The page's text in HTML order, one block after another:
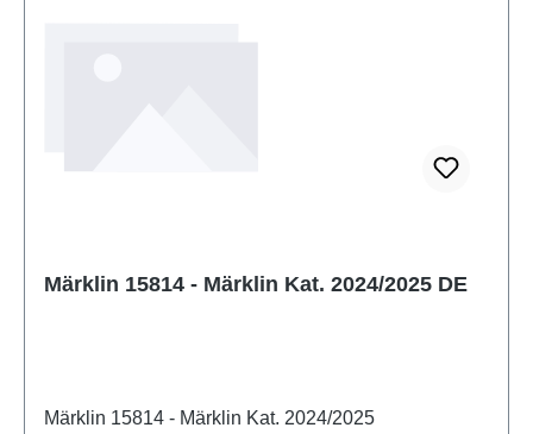
Märklin 15814 - Märklin Kat. 2024/2025 DE
Märklin 15814 - Märklin Kat. 2024/2025